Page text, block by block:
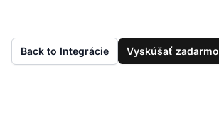
Back to Integrácie Vyskúšať zadarmo